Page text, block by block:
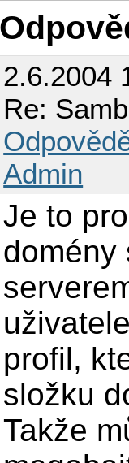
2.6.2004
Re:
Admin
Je to
domény
profil,
složku
Takže